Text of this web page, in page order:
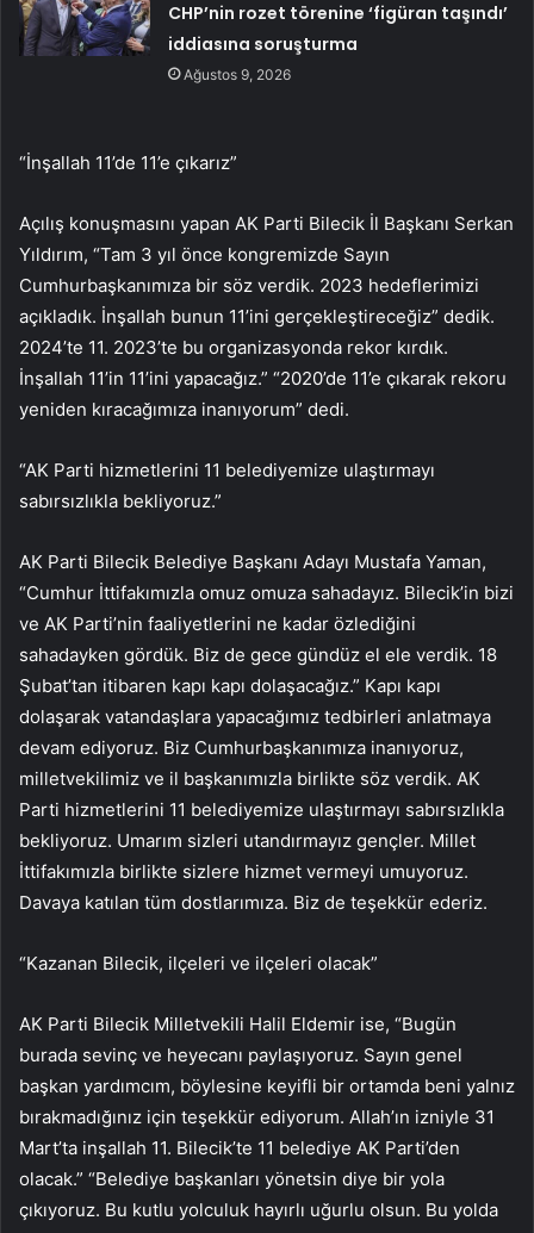
CHP’nin rozet törenine ‘figüran taşındı’
iddiasına soruşturma
Ağustos 9, 2026
“İnşallah 11’de 11’e çıkarız”
Açılış konuşmasını yapan AK Parti Bilecik İl Başkanı Serkan
Yıldırım, “Tam 3 yıl önce kongremizde Sayın
Cumhurbaşkanımıza bir söz verdik. 2023 hedeflerimizi
açıkladık. İnşallah bunun 11’ini gerçekleştireceğiz” dedik.
2024’te 11. 2023’te bu organizasyonda rekor kırdık.
İnşallah 11’in 11’ini yapacağız.” “2020’de 11’e çıkarak rekoru
yeniden kıracağımıza inanıyorum” dedi.
“AK Parti hizmetlerini 11 belediyemize ulaştırmayı
sabırsızlıkla bekliyoruz.”
AK Parti Bilecik Belediye Başkanı Adayı Mustafa Yaman,
“Cumhur İttifakımızla omuz omuza sahadayız. Bilecik’in bizi
ve AK Parti’nin faaliyetlerini ne kadar özlediğini
sahadayken gördük. Biz de gece gündüz el ele verdik. 18
Şubat’tan itibaren kapı kapı dolaşacağız.” Kapı kapı
dolaşarak vatandaşlara yapacağımız tedbirleri anlatmaya
devam ediyoruz. Biz Cumhurbaşkanımıza inanıyoruz,
milletvekilimiz ve il başkanımızla birlikte söz verdik. AK
Parti hizmetlerini 11 belediyemize ulaştırmayı sabırsızlıkla
bekliyoruz. Umarım sizleri utandırmayız gençler. Millet
İttifakımızla birlikte sizlere hizmet vermeyi umuyoruz.
Davaya katılan tüm dostlarımıza. Biz de teşekkür ederiz.
“Kazanan Bilecik, ilçeleri ve ilçeleri olacak”
AK Parti Bilecik Milletvekili Halil Eldemir ise, “Bugün
burada sevinç ve heyecanı paylaşıyoruz. Sayın genel
başkan yardımcım, böylesine keyifli bir ortamda beni yalnız
bırakmadığınız için teşekkür ediyorum. Allah’ın izniyle 31
Mart’ta inşallah 11. Bilecik’te 11 belediye AK Parti’den
olacak.” “Belediye başkanları yönetsin diye bir yola
çıkıyoruz. Bu kutlu yolculuk hayırlı uğurlu olsun. Bu yolda